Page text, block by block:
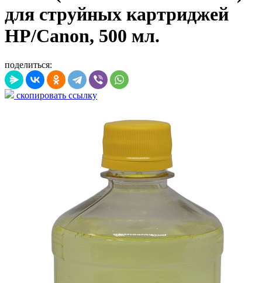
для струйных картриджей
HP/Canon, 500 мл.
поделиться:
скопировать ссылку